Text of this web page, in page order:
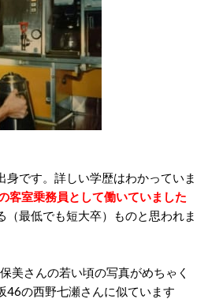
身です。詳しい学歴はわかっていま
客室乗務員として働いていました
（最低でも短大卒）ものと思われま
美さんの若い頃の写真がめちゃく
46の西野七瀬さんに似ています